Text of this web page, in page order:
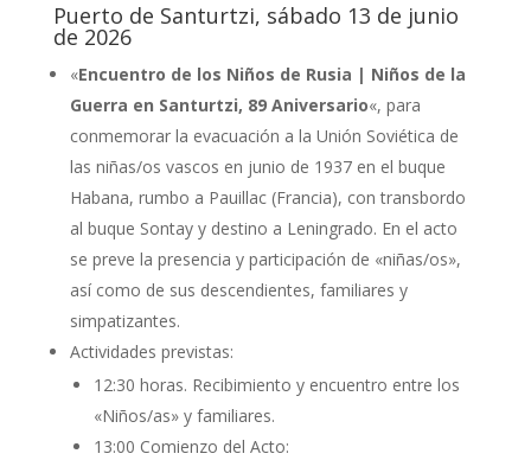
Puerto de Santurtzi, sábado 13 de junio
de 2026
«Encuentro de los Niños de Rusia | Niños de la
Guerra en Santurtzi, 89 Aniversario«, para
conmemorar la evacuación a la Unión Soviética de
las niñas/os vascos en junio de 1937 en el buque
Habana, rumbo a Pauillac (Francia), con transbordo
al buque Sontay y destino a Leningrado. En el acto
se preve la presencia y participación de «niñas/os»,
así como de sus descendientes, familiares y
simpatizantes.
Actividades previstas:
12:30 horas. Recibimiento y encuentro entre los
«Niños/as» y familiares.
13:00 Comienzo del Acto: